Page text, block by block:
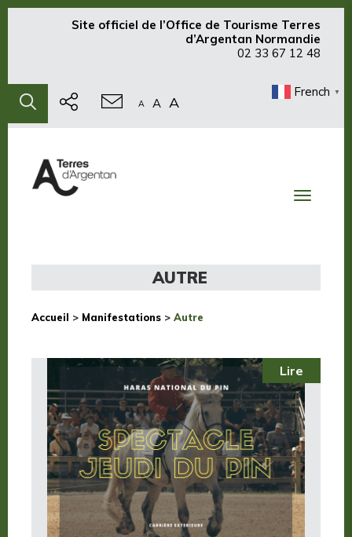
Site officiel de l’Office de Tourisme Terres
d’Argentan Normandie
02 33 67 12 48
A A A
French ▼
Toggle
AUTRE
Accueil > Manifestations > Autre
Lire